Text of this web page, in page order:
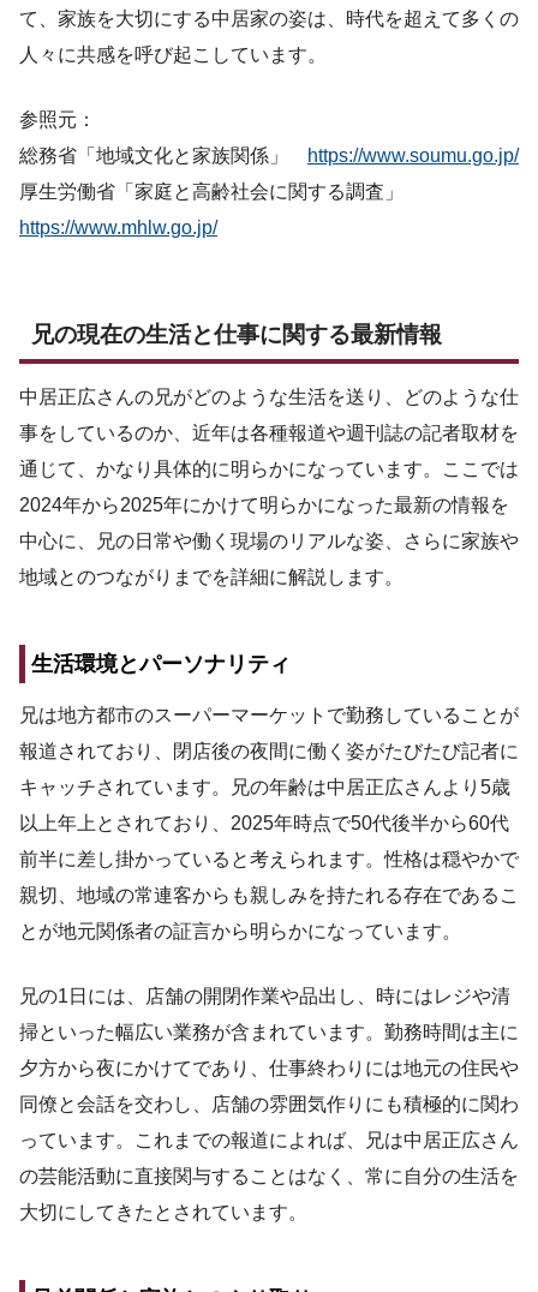
て、家族を大切にする中居家の姿は、時代を超えて多くの
人々に共感を呼び起こしています。
参照元：
総務省「地域文化と家族関係」
https://www.soumu.go.jp/
厚生労働省「家庭と高齢社会に関する調査」
https://www.mhlw.go.jp/
兄の現在の生活と仕事に関する最新情報
中居正広さんの兄がどのような生活を送り、どのような仕
事をしているのか、近年は各種報道や週刊誌の記者取材を
通じて、かなり具体的に明らかになっています。ここでは
2024年から2025年にかけて明らかになった最新の情報を
中心に、兄の日常や働く現場のリアルな姿、さらに家族や
地域とのつながりまでを詳細に解説します。
生活環境とパーソナリティ
兄は地方都市のスーパーマーケットで勤務していることが
報道されており、閉店後の夜間に働く姿がたびたび記者に
キャッチされています。兄の年齢は中居正広さんより5歳
以上年上とされており、2025年時点で50代後半から60代
前半に差し掛かっていると考えられます。性格は穏やかで
親切、地域の常連客からも親しみを持たれる存在であるこ
とが地元関係者の証言から明らかになっています。
兄の1日には、店舗の開閉作業や品出し、時にはレジや清
掃といった幅広い業務が含まれています。勤務時間は主に
夕方から夜にかけてであり、仕事終わりには地元の住民や
同僚と会話を交わし、店舗の雰囲気作りにも積極的に関わ
っています。これまでの報道によれば、兄は中居正広さん
の芸能活動に直接関与することはなく、常に自分の生活を
大切にしてきたとされています。